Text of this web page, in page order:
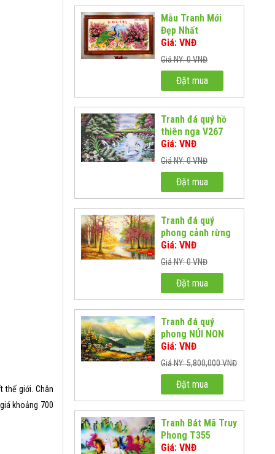
thế giới. Chân
khoảng 700
Mẫu Tranh Mới
Đẹp Nhất
Giá: VNĐ
Giá NY: 0 VNĐ
Đặt mua
Tranh đá quý hồ
thiên nga V267
Giá: VNĐ
Giá NY: 0 VNĐ
Đặt mua
Tranh đá quý
phong cảnh rừng
lá đỏ
Giá: VNĐ
Giá NY: 0 VNĐ
Đặt mua
Tranh đá quý
phong NÚI NON
HÙNG VĨ
Giá: VNĐ
Giá NY: 5,800,000 VNĐ
Đặt mua
Tranh Bát Mã Truy
Phong T355
Giá: VNĐ